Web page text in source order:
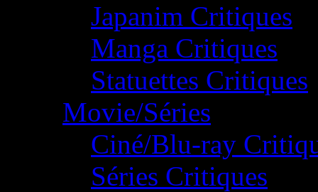
Japanim Critiques
Manga Critiques
Statuettes Critiques
Movie/Séries
Ciné/Blu-ray
Séries Critiques